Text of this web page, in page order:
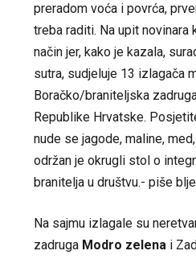
preradom voća i povrća,
treba raditi. Na upit novinara
način jer, kako je kazala,
sutra, sudjeluje 13 izlagača
Boračko/braniteljska
Republike Hrvatske.
nude se jagode, maline,
održan je okrugli stol o
branitelja u društvu.- piše
Na sajmu izlagale su
zadruga Modro zelena i